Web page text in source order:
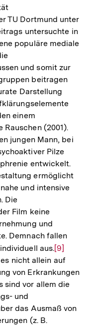
TU Dortmund unter
untersuchte in
populäre mediale
und somit zur
beitragen
Darstellung
einem
(2001).
jungen Mann, bei
Pilze
entwickelt.
ermöglicht
und intensive
Die
Film keine
und
Demnach fallen
aus.Zur
der
Fußnote
[9]
nicht allein auf
von Erkrankungen
sind vor allem die
und
das Ausmaß von
(z. B.